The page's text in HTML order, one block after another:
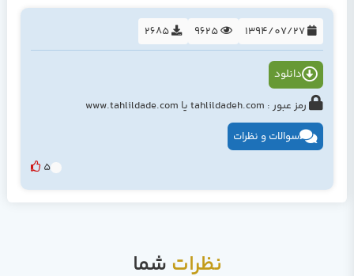
1394/07/27
9625
2685
دانلود
رمز عبور : tahlildadeh.com یا www.tahlildade.com
سوالات و نظرات
5
نظرات شما